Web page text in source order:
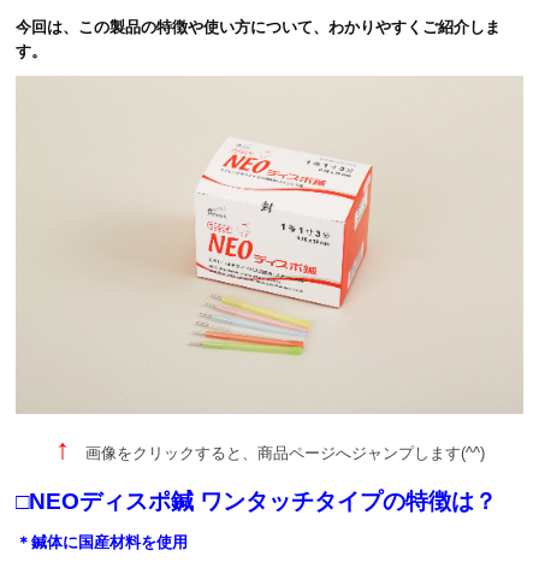
今回は、この製品の特徴や使い方について、わかりやすくご紹介しま
す。
↑ 画像をクリックすると、商品ページへジャンプします(^^)
□NEOディスポ鍼 ワンタッチタイプの特徴は？
＊鍼体に国産材料を使用